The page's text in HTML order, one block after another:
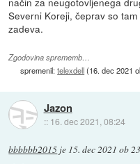
Severni Koreji, čeprav so
zadeva.
Zgodovina sprememb…
spremenil:telexdell(16. dec 2021
Jazon
:: 16. dec 2021, 08:24
bbbbbb2015 je 15. dec 2021 ob